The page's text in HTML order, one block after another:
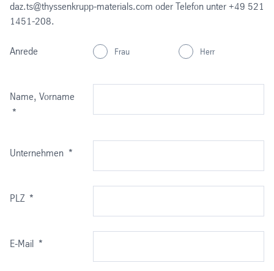
daz.ts@thyssenkrupp-materials.com oder Telefon unter +49 521
1451-208.
Anrede Frau Herr
Name, Vorname
*
Unternehmen *
PLZ *
E-Mail *